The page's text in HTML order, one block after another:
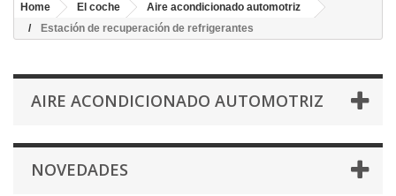
Home El coche
Aire acondicionado automotriz
Estación de recuperación de refrigerantes
AIRE ACONDICIONADO AUTOMOTRIZ
NOVEDADES